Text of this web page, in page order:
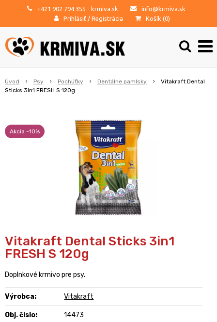
+421 902 794 355 - krmiva.sk
info@krmiva.sk
Prihlásiť / Registrácia Košík (0)
Úvod Psy Pochúťky Dentálne pamlsky
Vitakraft Dental
Sticks 3in1 FRESH S 120g
Akcia -10%
Vitakraft Dental Sticks 3in1
FRESH S 120g
Doplnkové krmivo pre psy.
Výrobca: Vitakraft
Obj. čislo: 14473